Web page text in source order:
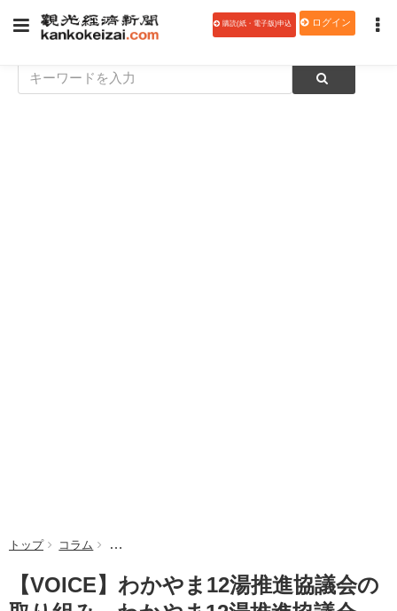
購読(紙・電子版)申込 ログイン
トップ コラム 【VOICE】わかやま12湯推進協議会の取り組み わ
【VOICE】わかやま12湯推進協議会の